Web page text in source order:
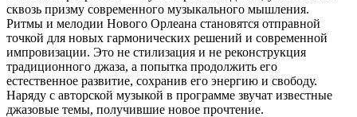
сквозь призму современного музыкального мышления.
Ритмы и мелодии Нового Орлеана становятся отправной
точкой для новых гармонических решений и современной
импровизации. Это не стилизация и не реконструкция
традиционного джаза, а попытка продолжить его
естественное развитие, сохранив его энергию и свободу.
Наряду с авторской музыкой в программе звучат известные
джазовые темы, получившие новое прочтение.